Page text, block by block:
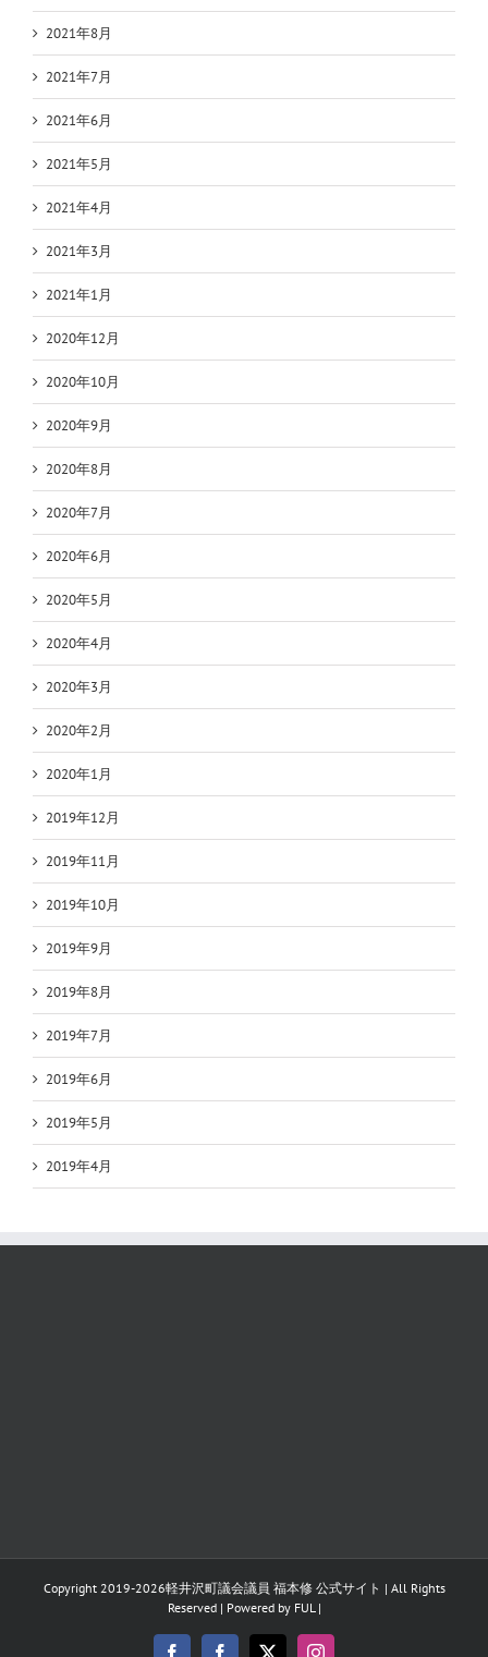
2021年8月
2021年7月
2021年6月
2021年5月
2021年4月
2021年3月
2021年1月
2020年12月
2020年10月
2020年9月
2020年8月
2020年7月
2020年6月
2020年5月
2020年4月
2020年3月
2020年2月
2020年1月
2019年12月
2019年11月
2019年10月
2019年9月
2019年8月
2019年7月
2019年6月
2019年5月
2019年4月
Copyright 2019-2026軽井沢町議会議員 福本修 公式サイト | All Rights
Reserved | Powered by FUL |